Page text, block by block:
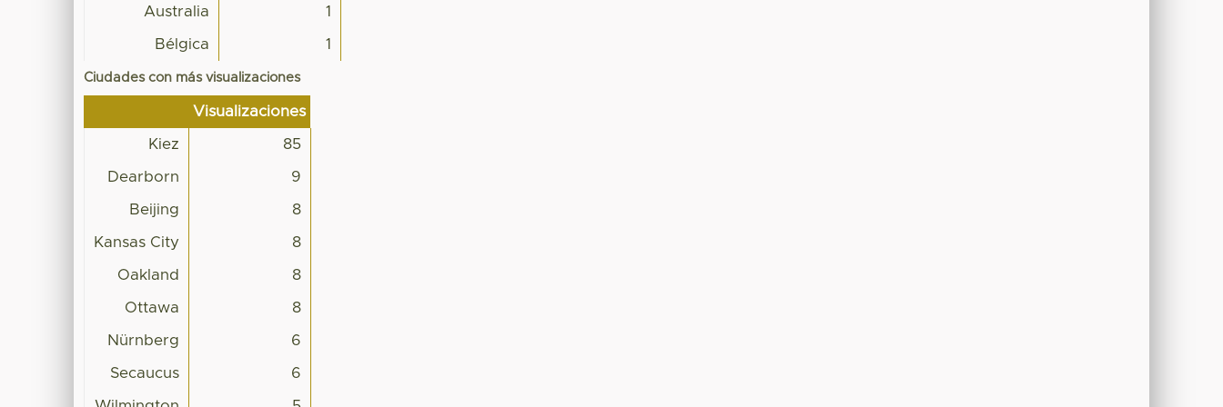
Australia 1
Bélgica 1
Ciudades con más visualizaciones
Visualizaciones
Kiez 85
Dearborn 9
Beijing 8
Kansas City 8
Oakland 8
Ottawa 8
Nürnberg 6
Secaucus 6